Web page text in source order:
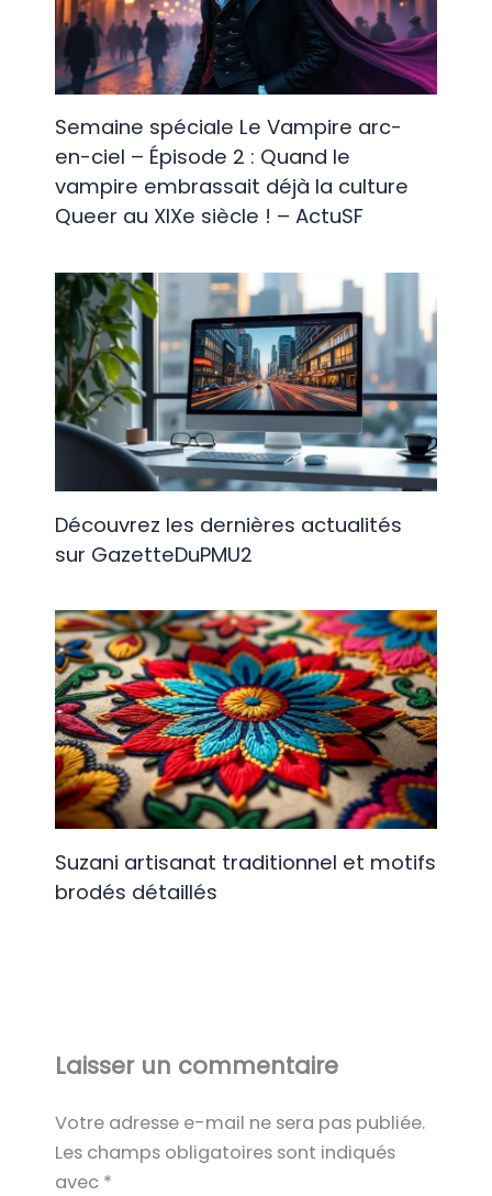
Semaine spéciale Le Vampire arc-
en-ciel – Épisode 2 : Quand le
vampire embrassait déjà la culture
Queer au XIXe siècle ! – ActuSF
Découvrez les dernières actualités
sur GazetteDuPMU2
Suzani artisanat traditionnel et motifs
brodés détaillés
Laisser un commentaire
Votre adresse e-mail ne sera pas publiée.
Les champs obligatoires sont indiqués
avec *